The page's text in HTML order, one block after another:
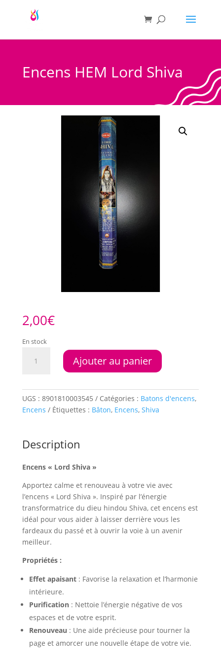
Encens HEM Lord Shiva
2,00€
En stock
Shiva
Ajouter au panier
UGS : 8901810003545 Catégories : Batons d'encens,
Encens
Étiquettes : Bâton, Encens, Shiva
Description
Encens « Lord Shiva »
Apportez calme et renouveau à votre vie avec
l’encens « Lord Shiva ». Inspiré par l’énergie
transformatrice du dieu hindou Shiva, cet encens est
idéal pour vous aider à laisser derrière vous les
fardeaux du passé et à ouvrir la voie à un avenir
meilleur.
Propriétés :
Effet apaisant: Favorise la relaxation et l’harmonie
intérieure.
Purification: Nettoie l’énergie négative de vos
espaces et de votre esprit.
Renouveau : Une aide précieuse pour tourner la
page et amorcer une nouvelle étape de votre vie.